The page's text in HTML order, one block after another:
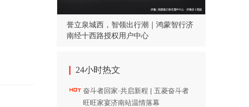
誉立泉城西，智领出行潮｜鸿蒙智行济
南经十西路授权用户中心
24小时热文
奋斗者回家·共启新程 | 五菱奋斗者
旺旺家宴济南站温情落幕